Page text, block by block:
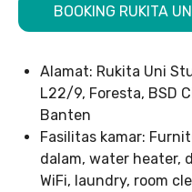
BOOKING RUKITA
Alamat: Rukita Uni
L22/9, Foresta, BSD
Banten
Fasilitas kamar:
dalam, water heater,
WiFi, laundry, room